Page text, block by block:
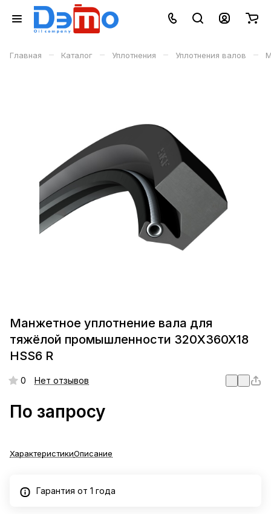
Главная – Каталог – Уплотнения – Уплотнения валов –
Манжетное уплотнение вала для
тяжёлой промышленности 320X360X18
HSS6 R
0 Нет отзывов
По запросу
ХарактеристикиОписание
Гарантия от 1 года